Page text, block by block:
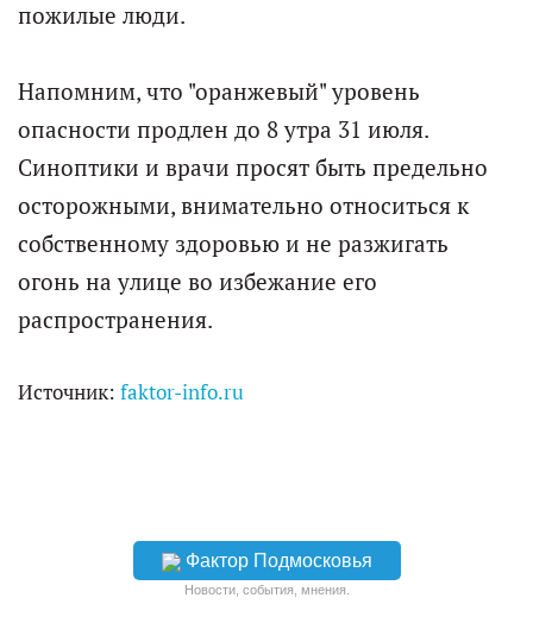
пожилые люди.
Напомним, что "оранжевый" уровень
опасности продлен до 8 утра 31 июля.
Синоптики и врачи просят быть предельно
осторожными, внимательно относиться к
собственному здоровью и не разжигать
огонь на улице во избежание его
распространения.
Источник: faktor-info.ru
Фактор Подмосковья
Новости, события, мнения.